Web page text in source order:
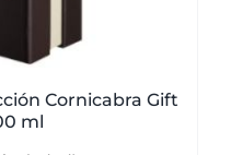
Cornicabra Gift
ml